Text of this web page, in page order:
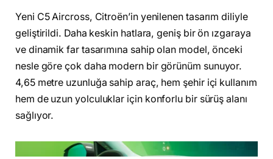
Yeni C5 Aircross, Citroën’in yenilenen tasarım diliyle
geliştirildi. Daha keskin hatlara, geniş bir ön ızgaraya
ve dinamik far tasarımına sahip olan model, önceki
nesle göre çok daha modern bir görünüm sunuyor.
4,65 metre uzunluğa sahip araç, hem şehir içi kullanım
hem de uzun yolculuklar için konforlu bir sürüş alanı
sağlıyor.